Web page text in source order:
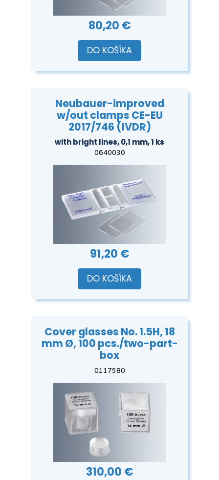
80,20 €
DO KOŠÍKA
Neubauer-improved
w/out clamps CE-EU
2017/746 (IVDR)
with bright lines, 0,1 mm, 1 ks
0640030
91,20 €
DO KOŠÍKA
Cover glasses No. 1.5H, 18
mm Ø, 100 pcs./two-part-
box
0117580
310,00 €